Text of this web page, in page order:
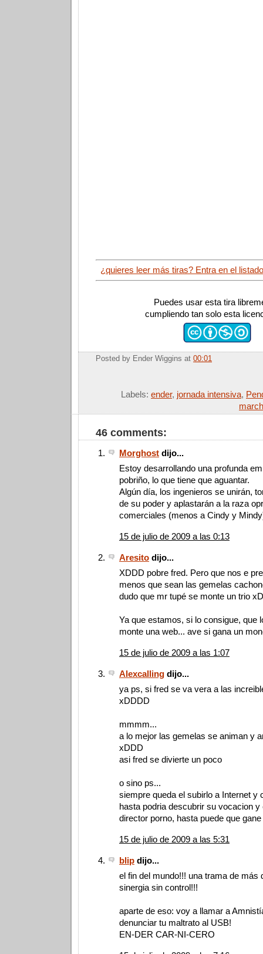
¿quieres leer más tiras? Entra en el
Puedes usar esta tira
cumpliendo tan solo esta
Posted by Ender Wiggins at 00:01
Labels: ender, jornada intensiva,
46 comments:
Morghost dijo...
Estoy desarrollando una profunda
pobriño, lo que tiene que aguantar.
Algún día, los ingenieros se unirán,
de su poder y aplastarán a la raza
comerciales (menos a Cindy y
15 de julio de 2009 a las 0:13
Aresito dijo...
XDDD pobre fred. Pero que nos e
menos que sean las gemelas
dudo que mr tupé se monte un trio
Ya que estamos, si lo consigue, que
monte una web... ave si gana un
15 de julio de 2009 a las 1:07
Alexcalling dijo...
ya ps, si fred se va vera a las
xDDDD
mmmm...
a lo mejor las gemelas se animan y
xDDD
asi fred se divierte un poco
o sino ps...
siempre queda el subirlo a Internet y
hasta podria descubrir su vocacion
director porno, hasta puede que
15 de julio de 2009 a las 5:31
blip dijo...
el fin del mundo!!! una trama de más
sinergia sin control!!!
aparte de eso: voy a llamar a
denunciar tu maltrato al USB!
EN-DER CAR-NI-CERO